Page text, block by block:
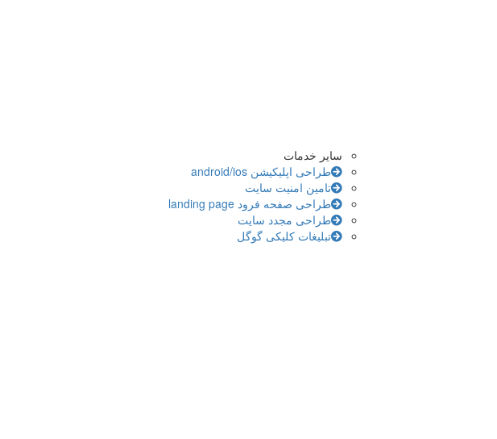
سایر خدمات
طراحی اپلیکیشن android/ios
تامین امنیت سایت
طراحی صفحه فرود landing page
طراحی مجدد سایت
تبلیغات کلیکی گوگل